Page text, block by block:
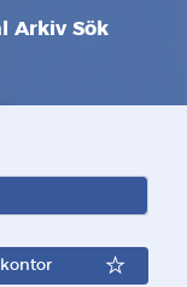
Arkiv Sök